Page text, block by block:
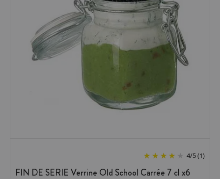
4/5(1)
FIN DE SERIE Verrine Old School Carrée 7 cl x6